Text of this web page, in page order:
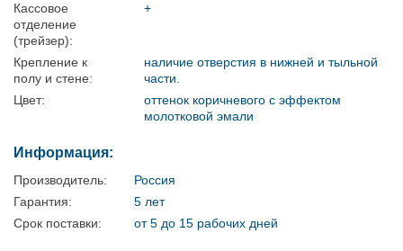
Кассовое
отделение
(трейзер):
+
Крепление к
полу и стене:
наличие отверстия в нижней и тыльной
части.
Цвет:
оттенок коричневого с эффектом
молотковой эмали
Информация:
Производитель:
Россия
Гарантия:
5 лет
Срок поставки:
от 5 до 15 рабочих дней